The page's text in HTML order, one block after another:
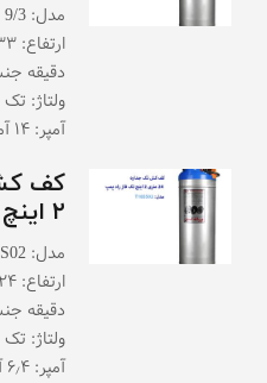
آمپر: ۱۴ آمپر
۲ اینچ راد پمپ
آمپر: ۶٫۴ آمپر